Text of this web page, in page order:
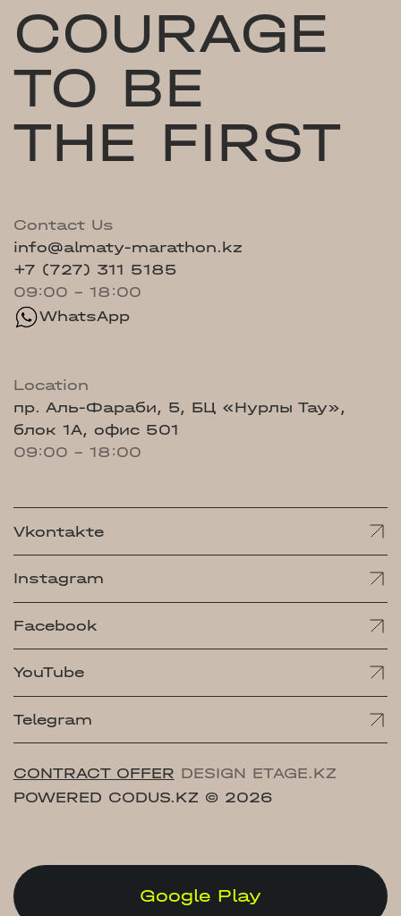
COURAGE
TO BE
THE FIRST
Contact Us
info@almaty-marathon.kz
+7 (727) 311 5185
09:00 - 18:00
WhatsApp
Location
пр. Аль-Фараби, 5, БЦ «Нурлы Тау»,
блок 1А, офис 501
09:00 - 18:00
Vkontakte
Instagram
Facebook
YouTube
Telegram
CONTRACT OFFER DESIGN ETAGE.KZ
POWERED CODUS.KZ © 2026
Google Play